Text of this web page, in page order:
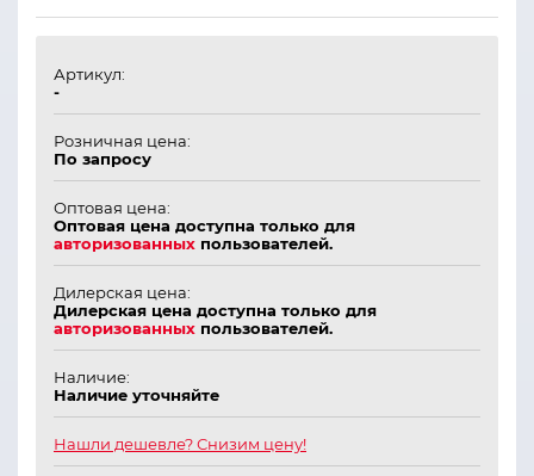
Артикул:
-
Розничная цена:
По запросу
Оптовая цена:
Оптовая цена доступна только для
авторизованных пользователей.
Дилерская цена:
Дилерская цена доступна только для
авторизованных пользователей.
Наличие:
Наличие уточняйте
Нашли дешевле? Снизим цену!